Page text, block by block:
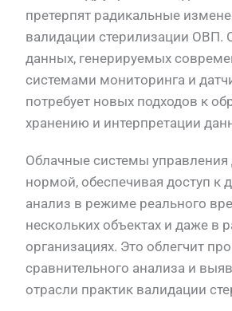
претерпят радикальные
валидации стерилизации
данных, генерируемых
системами мониторинга и
потребует новых подходов к
хранению и интерпретации
Облачные системы
нормой, обеспечивая доступ к
анализ в режиме реального
нескольких объектах и даже в
организациях. Это облегчит
сравнительного анализа и
отрасли практик валидации